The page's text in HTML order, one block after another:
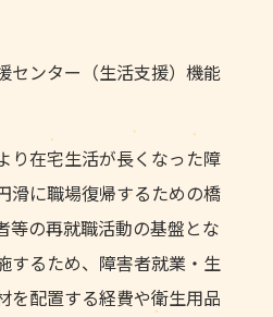
センター（生活支援）機能
り在宅生活が長くなった障
滑に職場復帰するための橋
等の再就職活動の基盤とな
するため、障害者就業・生
を配置する経費や衛生用品